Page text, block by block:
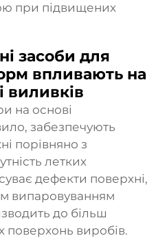
при підвищених
засоби для
впливають на
виливків
на основі
забезпечують
порівняно з
летких
дефекти поверхні,
випаровуванням
до більш
поверхонь виробів.